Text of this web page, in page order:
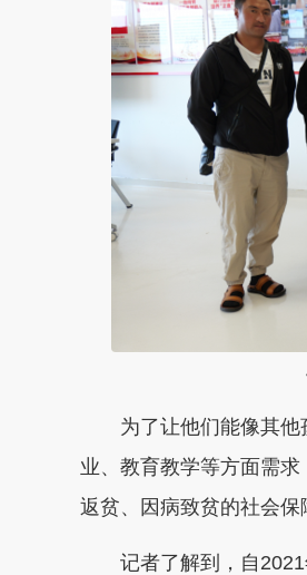
为了让他们能像其他
业、教育教学等方面需
返贫、因病致贫的社会保
记者了解到，自2021